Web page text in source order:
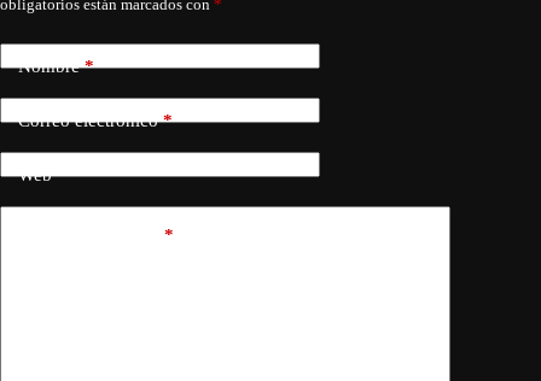
obligatorios están marcados con *
Nombre*
Correo electrónico*
Web
*